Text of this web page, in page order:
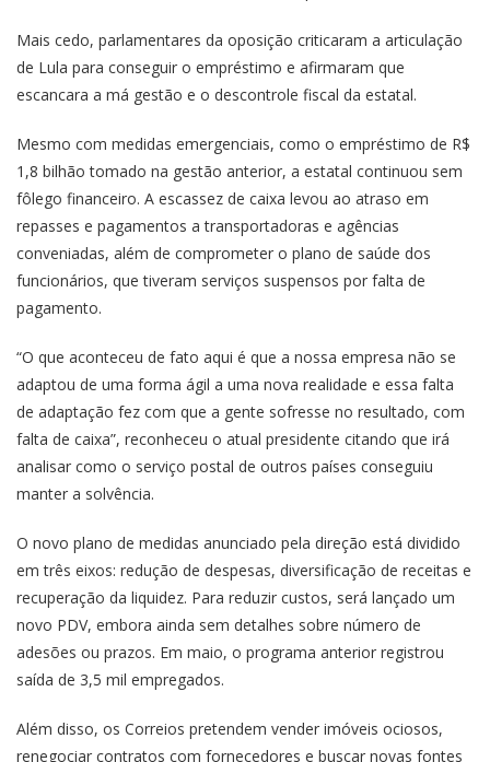
Mais cedo, parlamentares da oposição criticaram a articulação
de Lula para conseguir o empréstimo e afirmaram que
escancara a má gestão e o descontrole fiscal da estatal.
Mesmo com medidas emergenciais, como o empréstimo de R$
1,8 bilhão tomado na gestão anterior, a estatal continuou sem
fôlego financeiro. A escassez de caixa levou ao atraso em
repasses e pagamentos a transportadoras e agências
conveniadas, além de comprometer o plano de saúde dos
funcionários, que tiveram serviços suspensos por falta de
pagamento.
“O que aconteceu de fato aqui é que a nossa empresa não se
adaptou de uma forma ágil a uma nova realidade e essa falta
de adaptação fez com que a gente sofresse no resultado, com
falta de caixa”, reconheceu o atual presidente citando que irá
analisar como o serviço postal de outros países conseguiu
manter a solvência.
O novo plano de medidas anunciado pela direção está dividido
em três eixos: redução de despesas, diversificação de receitas e
recuperação da liquidez. Para reduzir custos, será lançado um
novo PDV, embora ainda sem detalhes sobre número de
adesões ou prazos. Em maio, o programa anterior registrou
saída de 3,5 mil empregados.
Além disso, os Correios pretendem vender imóveis ociosos,
renegociar contratos com fornecedores e buscar novas fontes